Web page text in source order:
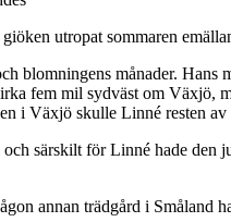
utropat sommaren
blomningens månader. Hans
fem mil sydväst om Växjö,
i Växjö skulle Linné resten av
särskilt för Linné hade den
annan trädgård i